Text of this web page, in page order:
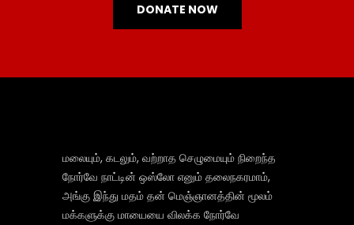
DONATE NOW
மலையும், கடலும், வற்றாத செழுமையும் நிறைந்த
நோர்வே நாட்டின் ஒஸ்லோ எனும் தலைநகரமாம்,
அங்கு இந்து மதம் தன் மெஞ்ஞானத்தின் மூலம்
மக்களுக்கு மாயையை விலக்க நோர்வே